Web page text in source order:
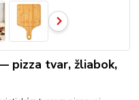
pizza tvar, žliabok,